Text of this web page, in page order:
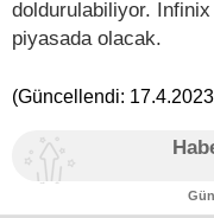
doldurulabiliyor.
piyasada olacak.
(Güncellendi: